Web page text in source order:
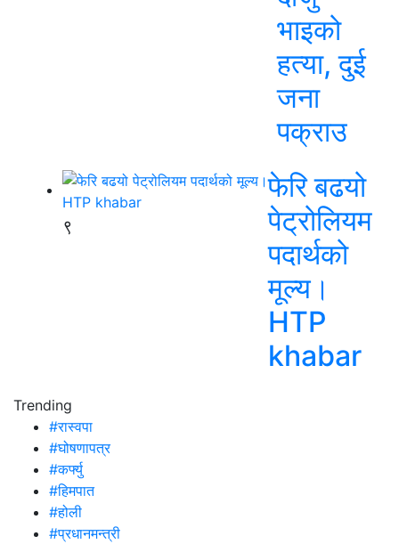
भाइको
हत्या, दुई
जना
पक्राउ
९
फेरि बढयो
पेट्रोलियम
पदार्थको
मूल्य।
HTP
khabar
Trending
#रास्वपा
#घोषणापत्र
#कर्फ्यु
#हिमपात
#होली
#प्रधानमन्त्री